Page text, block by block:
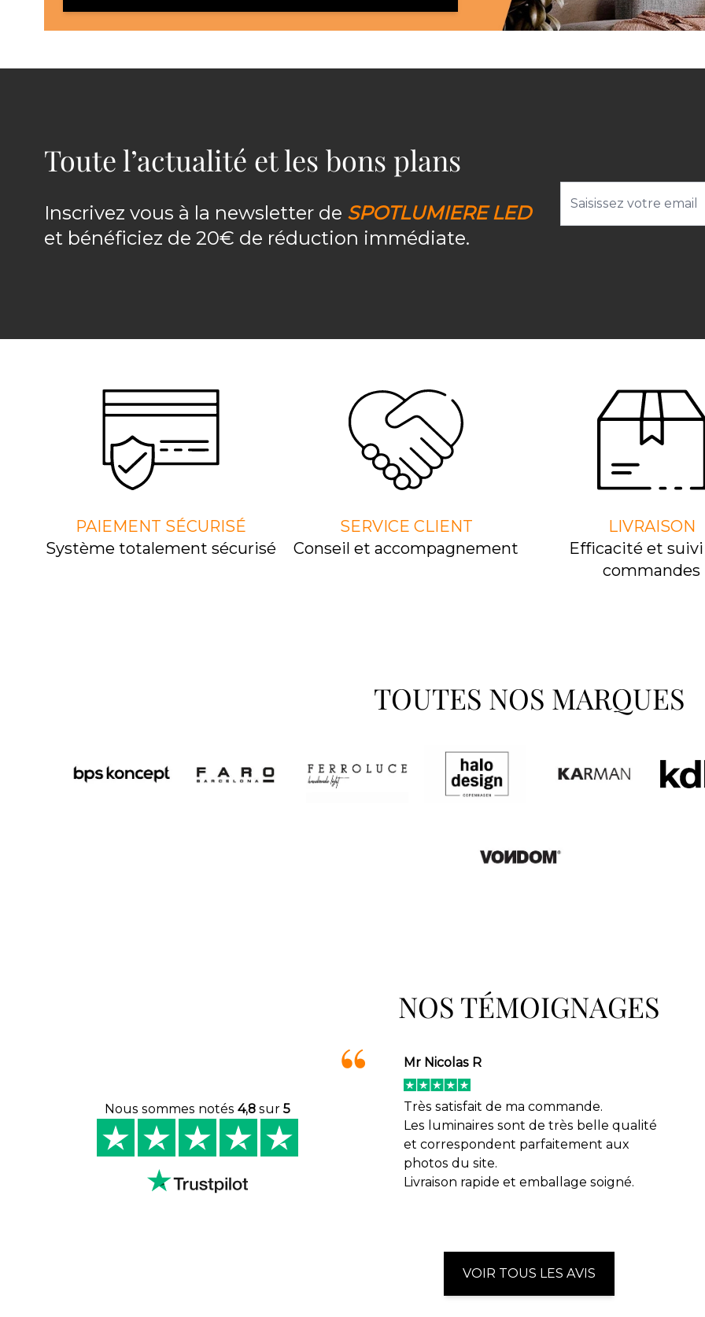
Toute l’actualité et les bons plans
Inscrivez vous à la newsletter de SPOTLUMIERE LED
et bénéficiez de 20€ de réduction immédiate.
PAIEMENT SÉCURISÉ
Système totalement sécurisé
SERVICE CLIENT
Conseil et accompagnement
LIVRAISON
Efﬁcacité et
commandes
TOUTES NOS MARQUES
NOS TÉMOIGNAGES
Nous sommes notés 4,8sur 5
Mr Nicolas R
Très satisfait de ma commande.
Les luminaires sont de très belle qualité
et correspondent parfaitement aux
photos du site.
Livraison rapide et emballage soigné.
VOIR TOUS LES AVIS